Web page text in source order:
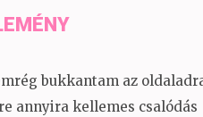
bukkantam az
annyira kellemes csalódás